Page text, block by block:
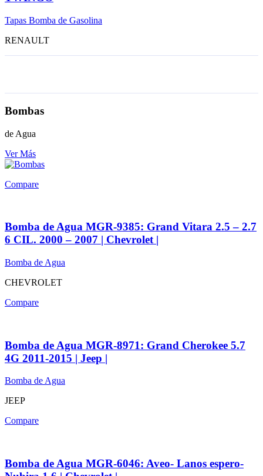
Tapas Bomba de Gasolina
RENAULT
Bombas
de Agua
Ver Más
Compare
Bomba de Agua MGR-9385: Grand Vitara 2.5 – 2.7
6 CIL. 2000 – 2007 | Chevrolet |
Bomba de Agua
CHEVROLET
Compare
Bomba de Agua MGR-8971: Grand Cherokee 5.7
4G 2011-2015 | Jeep |
Bomba de Agua
JEEP
Compare
Bomba de Agua MGR-6046: Aveo- Lanos espero-